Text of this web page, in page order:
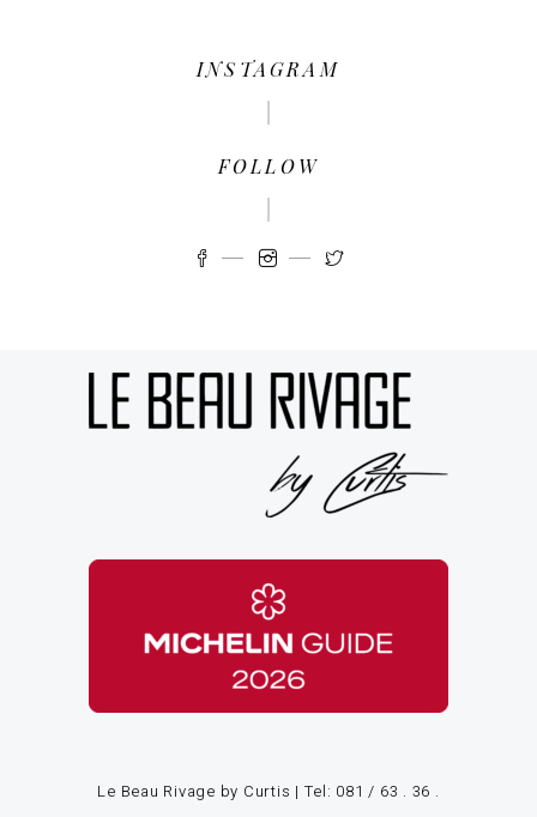
INSTAGRAM
FOLLOW
Le Beau Rivage by Curtis | Tel: 081 / 63 . 36 .